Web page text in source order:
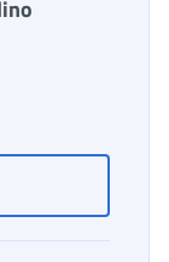
previdenziale